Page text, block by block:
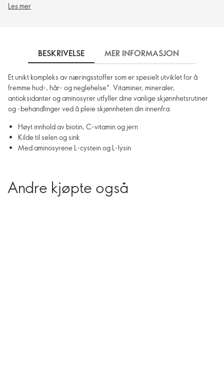
Les mer
BESKRIVELSE MER INFORMASJON
Et unikt kompleks av næringsstoffer som er spesielt utviklet for å
fremme hud-, hår- og neglehelse*. Vitaminer, mineraler,
antioksidanter og aminosyrer utfyller dine vanlige skjønnhetsrutiner
og -behandlinger ved å pleie skjønnheten din innenfra.
Høyt innhold av biotin, C-vitamin og jern
Kilde til selen og sink
Med aminosyrene L-cystein og L-lysin
Andre kjøpte også